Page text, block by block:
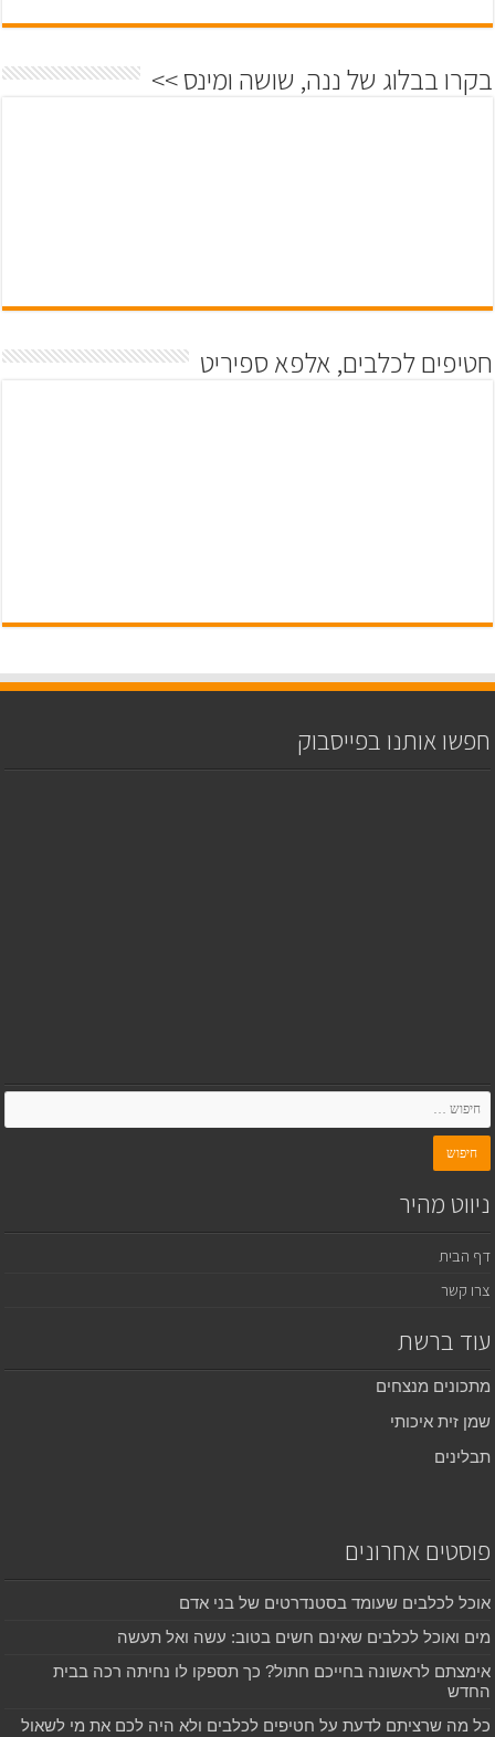
בקרו בבלוג של ננה, שושה ומינס >>
חטיפים לכלבים, אלפא ספיריט
חפשו אותנו בפייסבוק
ניווט מהיר
דף הבית
צרו קשר
עוד ברשת
מתכונים מנצחים
שמן זית איכותי
תבלינים
פוסטים אחרונים
אוכל לכלבים שעומד בסטנדרטים של בני אדם
מים ואוכל לכלבים שאינם חשים בטוב: עשה ואל תעשה
אימצתם לראשונה בחייכם חתול? כך תספקו לו נחיתה רכה בבית
החדש
כל מה שרציתם לדעת על חטיפים לכלבים ולא היה לכם את מי לשאול